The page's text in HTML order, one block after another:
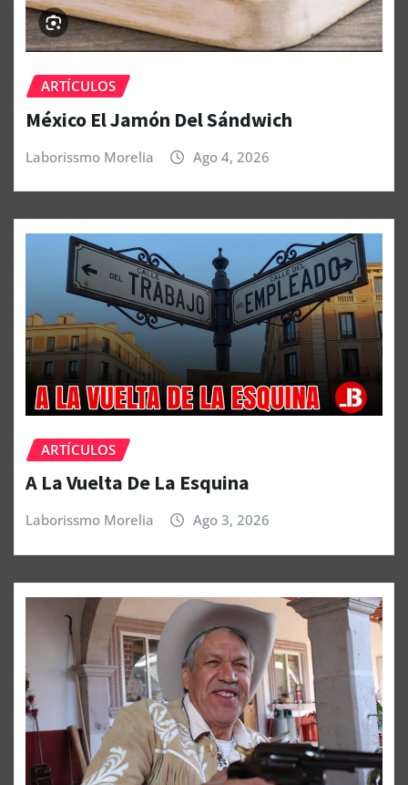
ARTÍCULOS
México El Jamón Del Sándwich
Laborissmo Morelia Ago 4, 2026
ARTÍCULOS
A La Vuelta De La Esquina
Laborissmo Morelia Ago 3, 2026